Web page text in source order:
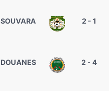
SOUVARA 2 - 1
DOUANES 2 - 4